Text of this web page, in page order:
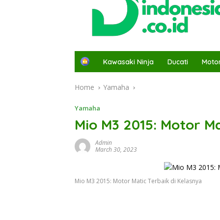
H
e
Kawasaki Ninja Ducati
Home Yamaha
Yamaha
Mio M3 2015: Motor
Admin
March 30, 2023
Mio M3 2015: Motor Matic Terbaik di Kelasnya